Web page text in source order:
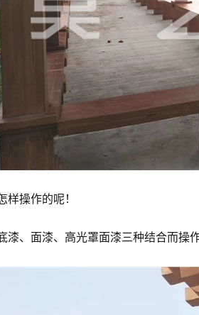
样操作的呢！
漆、面漆、高光罩面漆三种结合而操